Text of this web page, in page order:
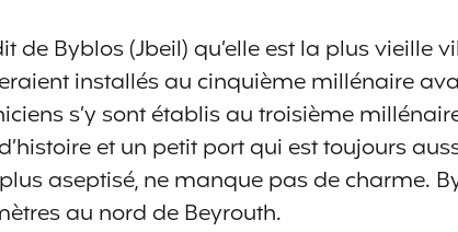
de Byblos (Jbeil) qu’elle est la plus vieille
installés au cinquième millénaire
s’y sont établis au troisième
et un petit port qui est toujours
aseptisé, ne manque pas de charme.
au nord de Beyrouth.